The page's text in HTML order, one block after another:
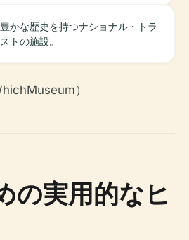
豊かな歴史を持つナショナル・トラ
ストの施設。
）
の実用的なヒ